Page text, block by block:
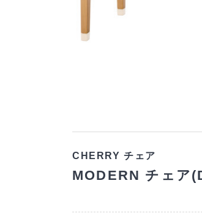
CHERRY チェア
MODERN チェア